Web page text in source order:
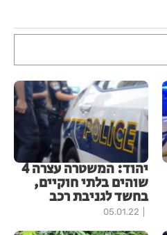
יהוד: המשטרה עצרה 4
שוהים בלתי חוקיים,
בחשד לגניבת רכב
05.01.22